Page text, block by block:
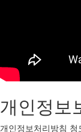
개인정보
개인정보처리방침